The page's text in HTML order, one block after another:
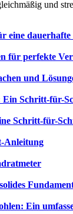
und
eine
für perfekte
und
Ein Schritt-für-
Schritt-für-
Anleitung
Ein